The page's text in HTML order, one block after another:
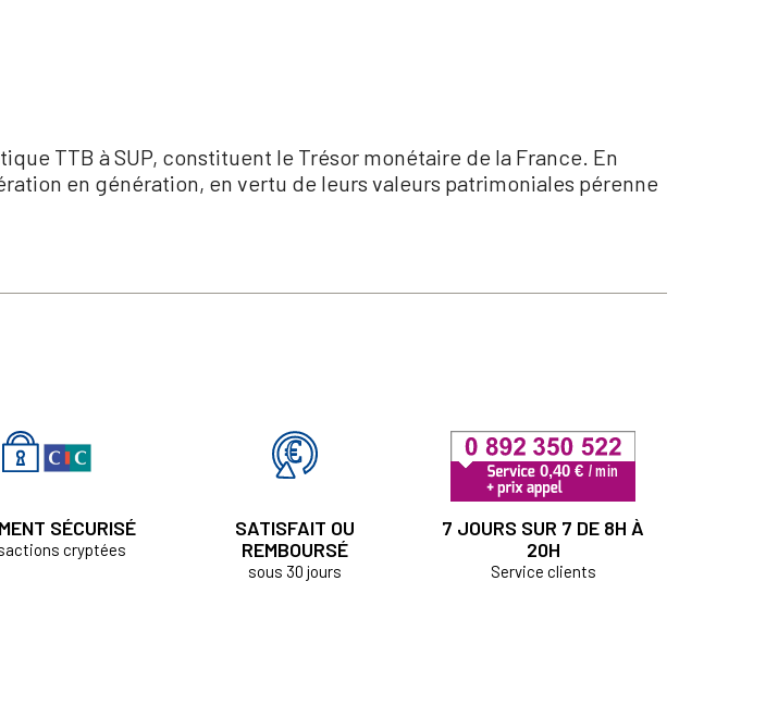
TTB à SUP, constituent le Trésor monétaire de la France. En
en génération, en vertu de leurs valeurs patrimoniales pérenne
SÉCURISÉ
cryptées
SATISFAIT OU
REMBOURSÉ
sous 30 jours
7 JOURS SUR 7 DE 8H À
20H
Service clients